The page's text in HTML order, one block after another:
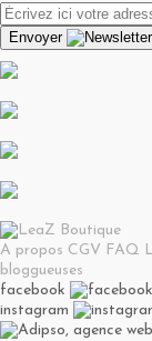
Envoyer
A propos CGV FAQ
bloggueuses
facebook
instagram